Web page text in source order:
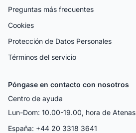
Preguntas más frecuentes
Cookies
Protección de Datos Personales
Términos del servicio
Póngase en contacto con nosotros
Centro de ayuda
Lun-Dom: 10.00-19.00, hora de Atenas
España: +44 20 3318 3641